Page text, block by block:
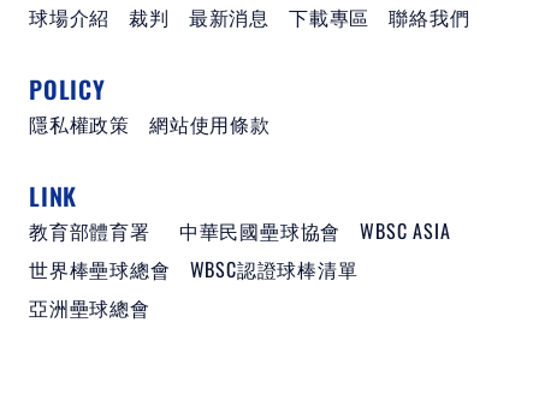
球場介紹
裁判 最新消息 下載專區 聯絡我們
POLICY
隱私權政策 網站使用條款
LINK
教育部體育署 中華民國壘球協會
WBSC ASIA
世界棒壘球總會
WBSC認證球棒清單
亞洲壘球總會